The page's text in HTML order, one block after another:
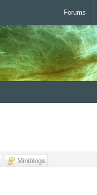
Forums
Miniblogs